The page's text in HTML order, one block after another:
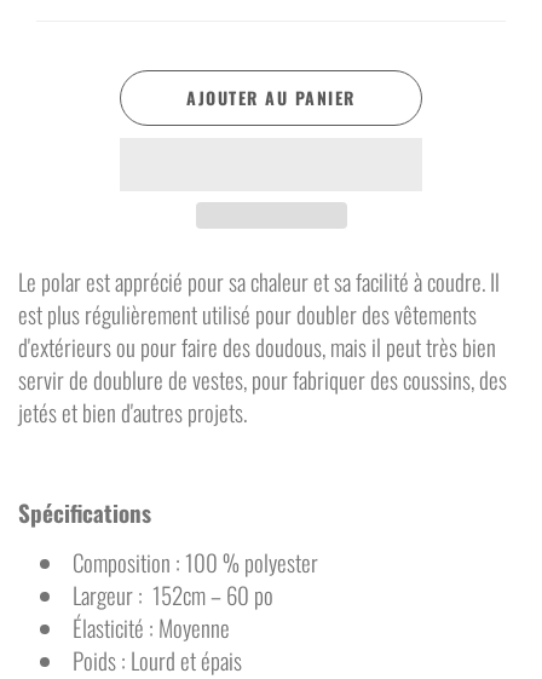
AJOUTER AU PANIER
Le polar est apprécié pour sa chaleur et sa facilité à coudre. Il
est plus régulièrement utilisé pour doubler des vêtements
d'extérieurs ou pour faire des doudous, mais il peut très bien
servir de doublure de vestes, pour fabriquer des coussins, des
jetés et bien d'autres projets.
Spécifications
Composition : 100 % polyester
Largeur : 152cm – 60 po
Élasticité : Moyenne
Poids : Lourd et épais